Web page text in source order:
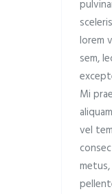
lorem
sem,
Mi
vel